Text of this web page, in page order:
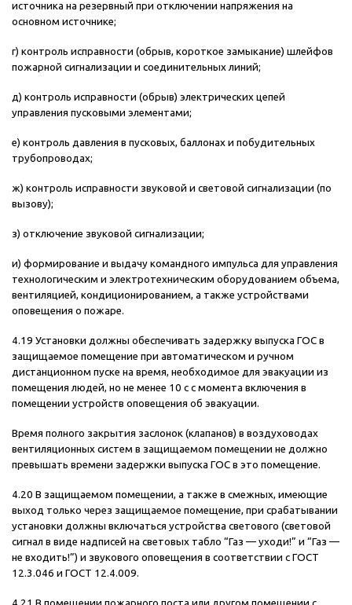
источника на резервный при отключении напряжения на
основном источнике;
г) контроль исправности (обрыв, короткое замыкание) шлейфов
пожарной сигнализации и соединительных линий;
д) контроль исправности (обрыв) электрических цепей
управления пусковыми элементами;
е) контроль давления в пусковых, баллонах и побудительных
трубопроводах;
ж) контроль исправности звуковой и световой сигнализации (по
вызову);
з) отключение звуковой сигнализации;
и) формирование и выдачу командного импульса для управления
технологическим и электротехническим оборудованием объема,
вентиляцией, кондиционированием, а также устройствами
оповещения о пожаре.
4.19 Установки должны обеспечивать задержку выпуска ГОС в
защищаемое помещение при автоматическом и ручном
дистанционном пуске на время, необходимое для эвакуации из
помещения людей, но не менее 10 с с момента включения в
помещении устройств оповещения об эвакуации.
Время полного закрытия заслонок (клапанов) в воздуховодах
вентиляционных систем в защищаемом помещении не должно
превышать времени задержки выпуска ГОС в это помещение.
4.20 В защищаемом помещении, а также в смежных, имеющие
выход только через защищаемое помещение, при срабатывании
установки должны включаться устройства светового (световой
сигнал в виде надписей на световых табло “Газ — уходи!” и “Газ —
не входить!”) и звукового оповещения в соответствии с ГОСТ
12.3.046 и ГОСТ 12.4.009.